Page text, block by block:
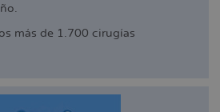
más de 1.700 cirugías